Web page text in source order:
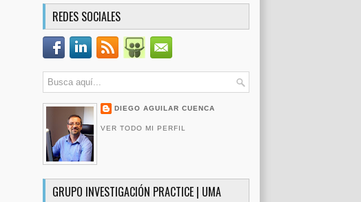
REDES SOCIALES
DIEGO AGUILAR CUENCA
VER TODO MI PERFIL
GRUPO INVESTIGACIÓN PRACTICE | UMA